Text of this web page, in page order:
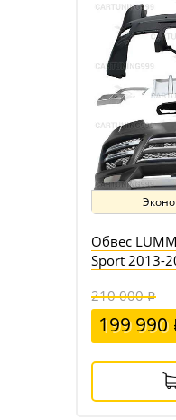
Обвес
Sport 2013-
210 000
199 990